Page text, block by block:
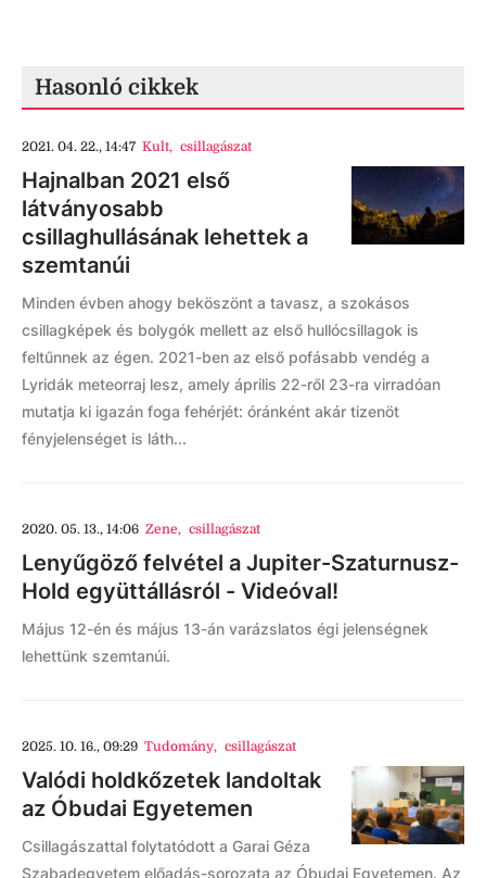
Hasonló cikkek
2021. 04. 22., 14:47 Kult, csillagászat
Hajnalban 2021 első
látványosabb
csillaghullásának lehettek a
szemtanúi
Minden évben ahogy beköszönt a tavasz, a szokásos
csillagképek és bolygók mellett az első hullócsillagok is
feltűnnek az égen. 2021-ben az első pofásabb vendég a
Lyridák meteorraj lesz, amely április 22-ről 23-ra virradóan
mutatja ki igazán foga fehérjét: óránként akár tizenöt
fényjelenséget is láth...
2020. 05. 13., 14:06 Zene, csillagászat
Lenyűgöző felvétel a Jupiter-Szaturnusz-
Hold együttállásról - Videóval!
Május 12-én és május 13-án varázslatos égi jelenségnek
lehettünk szemtanúi.
2025. 10. 16., 09:29 Tudomány, csillagászat
Valódi holdkőzetek landoltak
az Óbudai Egyetemen
Csillagászattal folytatódott a Garai Géza
Szabadegyetem előadás-sorozata az Óbudai Egyetemen. Az